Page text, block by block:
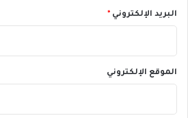
البريد الإلكتروني *
الموقع الإلكتروني